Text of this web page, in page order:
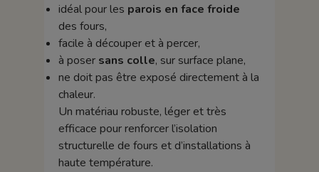
idéal pour les parois en face froide
des fours,
facile à découper et à percer,
à poser sans colle, sur surface plane,
ne doit pas être exposé directement à la
chaleur.
Un matériau robuste, léger et très
efficace pour renforcer l’isolation
structurelle de fours et d’installations à
haute température.